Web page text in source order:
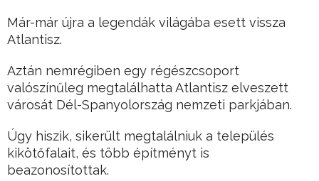
Már-már újra a legendák világába esett vissza
Atlantisz.
Aztán nemrégiben egy régészcsoport
valószínűleg megtalálhatta Atlantisz elveszett
városát Dél-Spanyolország nemzeti parkjában.
Úgy hiszik, sikerült megtalálniuk a település
kikötőfalait, és több építményt is
beazonosítottak.